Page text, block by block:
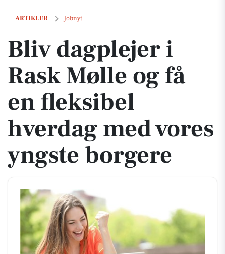
ARTIKLER Jobnyt
Bliv dagplejer i Rask Mølle og få en fleksibel hverdag med vores
Bliv dagplejer i
Rask Mølle og få
en fleksibel
hverdag med vores
yngste borgere